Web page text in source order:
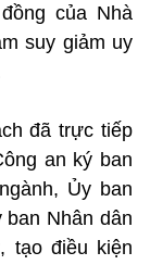
của Nhà
suy giảm uy
đã trực tiếp
an ký ban
Ủy ban
Nhân dân
tạo điều kiện